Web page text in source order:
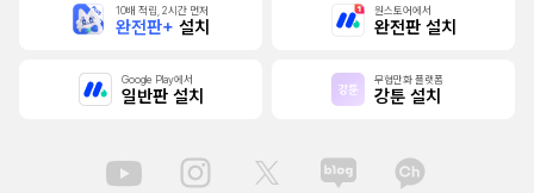
10배 적립, 2시간 먼저
완전판+ 설치
원스토어에서
완전판 설치
Google Play에서
일반판 설치
무협만화 플랫폼
강툰 설치